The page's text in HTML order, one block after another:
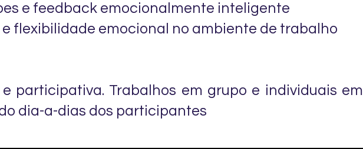
e feedback emocionalmente inteligente
flexibilidade emocional no ambiente de trabalho
participativa. Trabalhos em grupo e individuais em
dia-a-dias dos participantes